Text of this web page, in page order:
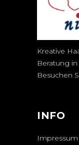
Kreative
Beratung
Besuchen
INFO
Impressum